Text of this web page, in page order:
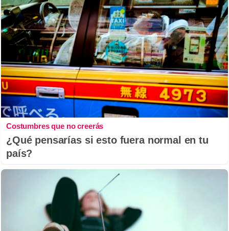
Costumbres que no creerás
¿Qué pensarías si esto fuera normal en tu
país?